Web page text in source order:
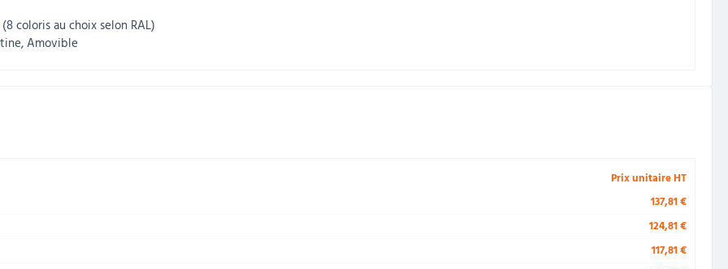
Prix unitaire HT
137,81 €
124,81 €
117,81 €
coloris au choix selon RAL)
Amovible